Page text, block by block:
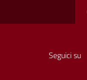
Seguici su